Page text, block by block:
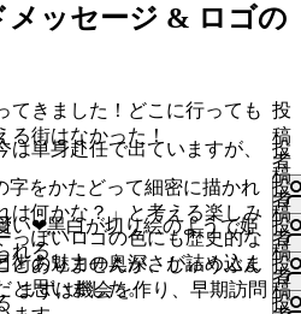
ッセージ & ロゴの
てきました！どこに行っても
る街はなかった！
投
稿
者
い
は単身赴任で出ていますが、
投
稿
者
字をかたどって細密に描かれ
は何かな？」と考える楽しみ
っぽいロゴの色にも歴史的な
街の魅力の奥深さが詰め込ま
と思いました。
投
稿
者
い❤黑白が切り絵のようで姫
れる。
投
稿
者
とありませんが、じゅうぶん
まずは機会を作り、早期訪問
投
稿
投